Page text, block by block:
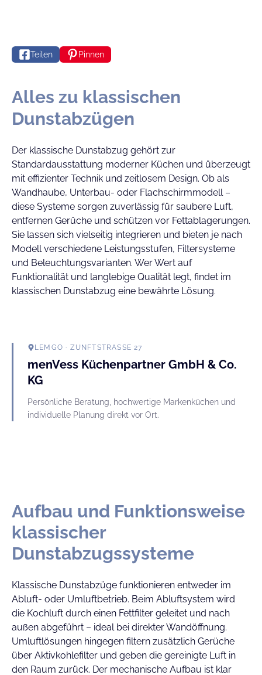
Teilen Pinnen
Alles zu klassischen
Dunstabzügen
Der klassische Dunstabzug gehört zur
Standardausstattung moderner Küchen und überzeugt
mit effizienter Technik und zeitlosem Design. Ob als
Wandhaube, Unterbau- oder Flachschirmmodell –
diese Systeme sorgen zuverlässig für saubere Luft,
entfernen Gerüche und schützen vor Fettablagerungen.
Sie lassen sich vielseitig integrieren und bieten je nach
Modell verschiedene Leistungsstufen, Filtersysteme
und Beleuchtungsvarianten. Wer Wert auf
Funktionalität und langlebige Qualität legt, findet im
klassischen Dunstabzug eine bewährte Lösung.
LEMGO · ZUNFTSTRASSE 27
menVess Küchenpartner GmbH & Co.
KG
Persönliche Beratung, hochwertige Markenküchen und
individuelle Planung direkt vor Ort.
Aufbau und Funktionsweise
klassischer
Dunstabzugssysteme
Klassische Dunstabzüge funktionieren entweder im
Abluft- oder Umluftbetrieb. Beim Abluftsystem wird
die Kochluft durch einen Fettfilter geleitet und nach
außen abgeführt – ideal bei direkter Wandöffnung.
Umluftlösungen hingegen filtern zusätzlich Gerüche
über Aktivkohlefilter und geben die gereinigte Luft in
den Raum zurück. Der mechanische Aufbau ist klar